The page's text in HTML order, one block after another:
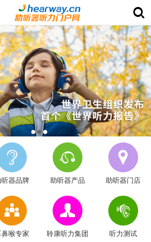
器品牌 助听器产品 助听器门店
喉专家 聆康听力集团 听力测试